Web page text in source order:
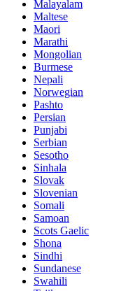
Malayalam
Maltese
Maori
Marathi
Mongolian
Burmese
Nepali
Norwegian
Pashto
Persian
Punjabi
Serbian
Sesotho
Sinhala
Slovak
Slovenian
Somali
Samoan
Scots Gaelic
Shona
Sindhi
Sundanese
Swahili